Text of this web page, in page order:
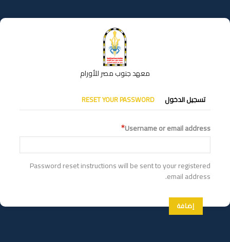
إلى
المحتوى
معهد جنوب مصر للأورام
التبويبات
الأساسية
تسجيل الدخول RESET YOUR PASSWORD
Username or email address
Password reset instructions will be sent to your registered
email address.